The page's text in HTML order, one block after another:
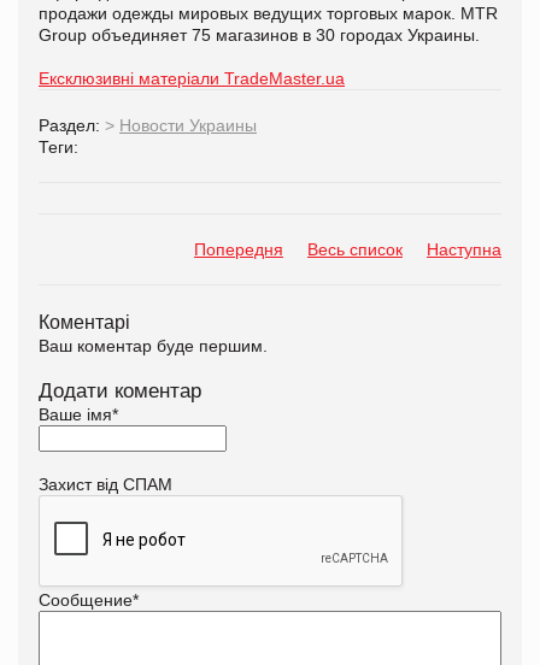
продажи одежды мировых ведущих торговых марок. MTR
Group объединяет 75 магазинов в 30 городах Украины.
Ексклюзивні матеріали TradeMaster.ua
Раздел: > Новости Украины
Теги:
Попередня Весь список Наступна
Коментарі
Ваш коментар буде першим.
Додати коментар
Ваше імя*
Захист від СПАМ
Сообщение*